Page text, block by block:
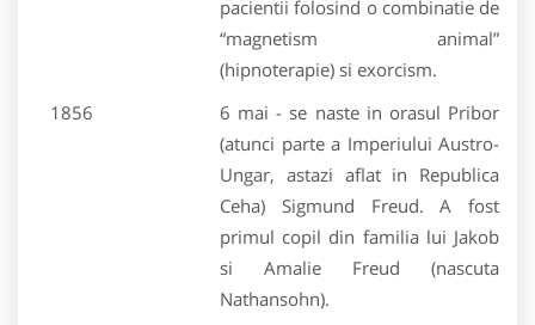
pacientii folosind o combinatie de
“magnetism animal”
(hipnoterapie) si exorcism.
1856
6 mai - se naste in orasul Pribor
(atunci parte a Imperiului Austro-
Ungar, astazi aflat in Republica
Ceha) Sigmund Freud. A fost
primul copil din familia lui Jakob
si Amalie Freud (nascuta
Nathansohn).